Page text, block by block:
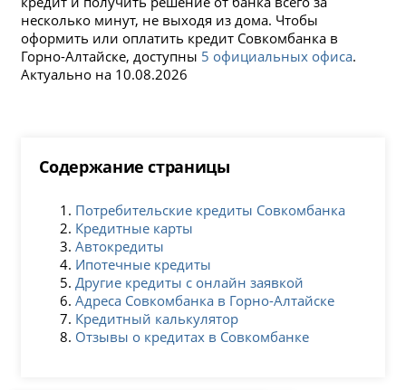
несколько минут, не выходя из дома. Чтобы
оформить или оплатить кредит Совкомбанка в
Горно-Алтайске, доступны 5 официальных офиса.
Актуально на 10.08.2026
Содержание страницы
Потребительские кредиты Совкомбанка
Кредитные карты
Автокредиты
Ипотечные кредиты
Другие кредиты с онлайн заявкой
Адреса Совкомбанка в Горно-Алтайске
Кредитный калькулятор
Отзывы о кредитах в Совкомбанке